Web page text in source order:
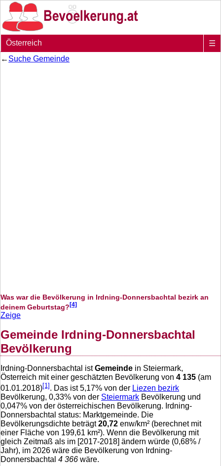
Österreich
☰
← Suche Gemeinde
Was war die Bevölkerung in Irdning-Donnersbachtal bezirk an
deinem Geburtstag?[4]
Zeige
Gemeinde Irdning-Donnersbachtal
Bevölkerung
Irdning-Donnersbachtal istGemeinde in Steiermark,
Österreich mit einer geschätzten Bevölkerung von 4 135 (am
01.01.2018)[1] . Das ist5,17% von der Liezen bezirk
Bevölkerung, 0,33% von der Steiermark Bevölkerung und
0,047% von der österreichischen Bevölkerung. Irdning-
Donnersbachtal status: Marktgemeinde. Die
Bevölkerungsdichte beträgt20,72 enw/km² (berechnet mit
einer Fläche von 199,61 km²). Wenn die Bevölkerung mit
gleich Zeitmaß als im [2017-2018] ändern würde (0,68% /
Jahr), im 2026 wäre die Bevölkerung von Irdning-
Donnersbachtal 4 366 wäre.